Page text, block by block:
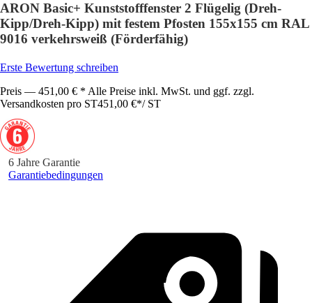
ARON Basic+ Kunststofffenster 2 Flügelig (Dreh-
Kipp/Dreh-Kipp) mit festem Pfosten 155x155 cm RAL
9016 verkehrsweiß (Förderfähig)
Erste Bewertung schreiben
Preis — 451,00 € * Alle Preise inkl. MwSt. und ggf. zzgl.
Versandkosten pro ST451,00 €*/ ST
6 Jahre Garantie
Garantiebedingungen